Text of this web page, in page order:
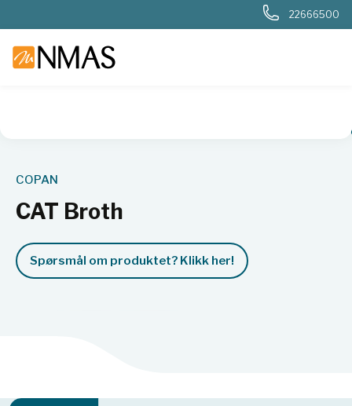
22666500
COPAN
CAT Broth
Spørsmål om produktet? Klikk her!